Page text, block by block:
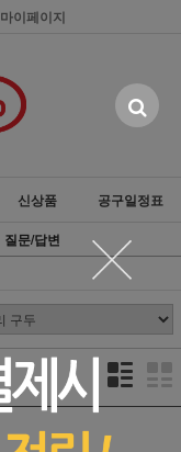
마이페이지
신상품
공구일정표
질문/답변